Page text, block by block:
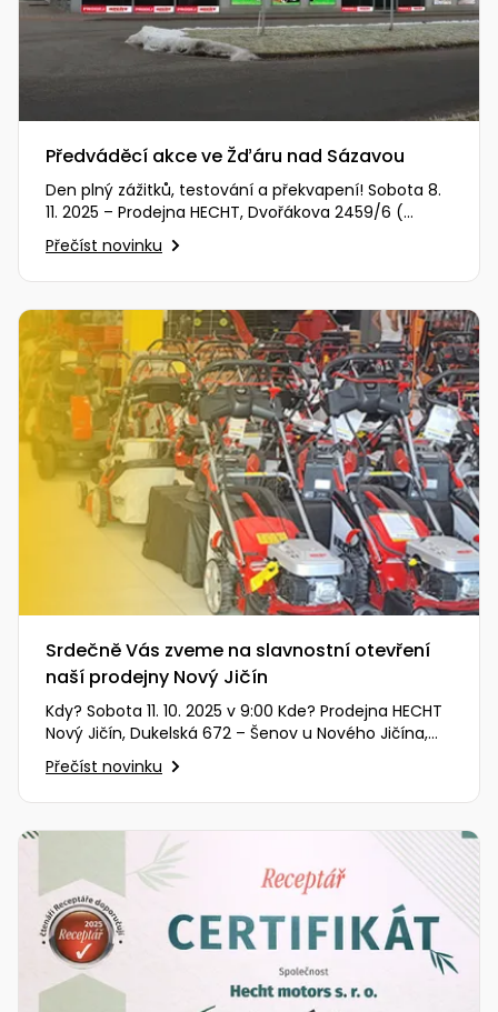
Předváděcí akce ve Žďáru nad Sázavou
Den plný zážitků, testování a překvapení! Sobota 8.
11. 2025 – Prodejna HECHT, Dvořákova 2459/6 (
Zobrazit na mapě )…
Přečíst novinku
Srdečně Vás zveme na slavnostní otevření
naší prodejny Nový Jičín
Kdy? Sobota 11. 10. 2025 v 9:00 Kde? Prodejna HECHT
Nový Jičín, Dukelská 672 – Šenov u Nového Jičína,
74242 (zobrazit…
Přečíst novinku